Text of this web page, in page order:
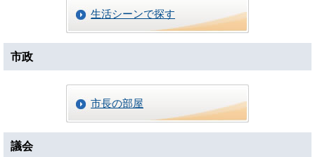
生活シーンで探す
市政
市長の部屋
議会